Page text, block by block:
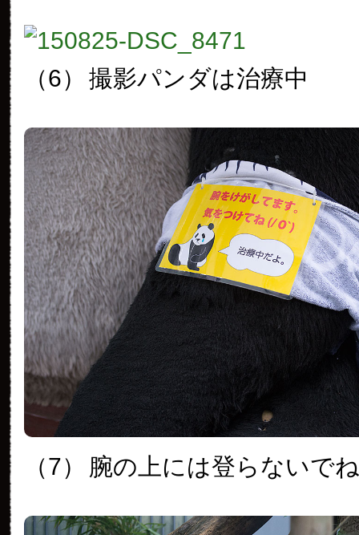
（6） 撮影パンダは治療中
（7） 腕の上には登らないでね